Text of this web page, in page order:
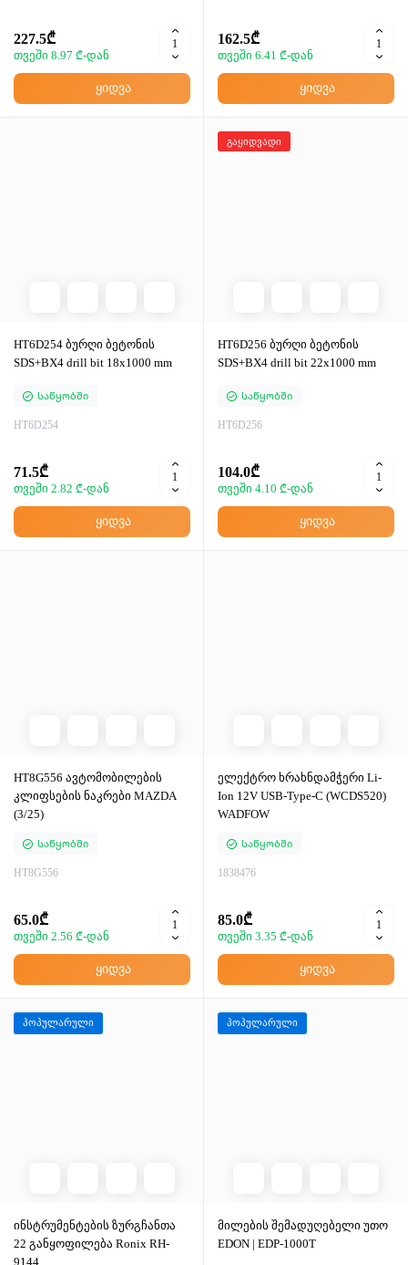
227.5₾
თვეში 8.97 ₾-დან
ყიდვა
162.5₾
თვეში 6.41 ₾-დან
ყიდვა
HT6D254 ბურღი ბეტონის
SDS+BX4 drill bit 18x1000 mm
Საწყობში
HT6D254
71.5₾
თვეში 2.82 ₾-დან
ყიდვა
გაყიდვადი
HT6D256 ბურღი ბეტონის
SDS+BX4 drill bit 22x1000 mm
Საწყობში
HT6D256
104.0₾
თვეში 4.10 ₾-დან
ყიდვა
HT8G556 ავტომობილების
კლიფსების ნაკრები MAZDA
(3/25)
Საწყობში
HT8G556
65.0₾
თვეში 2.56 ₾-დან
ყიდვა
ელექტრო ხრახნდამჭერი Li-
Ion 12V USB-Type-C (WCDS520)
WADFOW
Საწყობში
1838476
85.0₾
თვეში 3.35 ₾-დან
ყიდვა
პოპულარული
ინსტრუმენტების ზურგჩანთა
22 განყოფილება Ronix RH-
9144
პოპულარული
მილების შემადუღებელი უთო
EDON | EDP-1000T